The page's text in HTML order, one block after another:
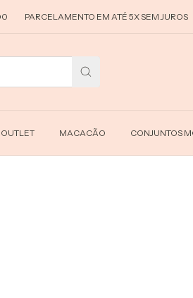
PARCELAMENTO EM ATÉ 5X SEM JUROS
OUTLET MACACÃO CONJUNTOS